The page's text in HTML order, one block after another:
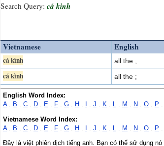
Search Query: cá kình
Vietnamese English
cá kình all the ;
cá kình all the ;
English Word Index:
A. B . C . D . E . F . G . H . . J . K . L . M . N . O . P .
Vietnamese Word Index:
A. B C D E F G H J K M N O P
Đây là việt phiên dịch tiếng anh. Bạn có thể sử dụng